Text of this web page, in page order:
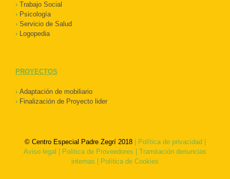
› Trabajo Social
› Psicología
› Servicio de Salud
› Logopedia
PROYECTOS
› Adaptación de mobiliario
› Finalización de Proyecto lider
© Centro Especial Padre Zegrí 2018| Política de privacidad|
Aviso legal | Política de Proveedores | Tramitación denuncias
internas | Política de Cookies